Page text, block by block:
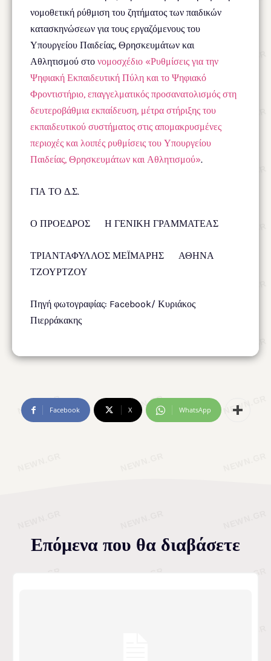
νομοθετική ρύθμιση του ζητήματος των παιδικών
κατασκηνώσεων για τους εργαζόμενους του
Υπουργείου Παιδείας, Θρησκευμάτων και
Αθλητισμού στο νομοσχέδιο «Ρυθμίσεις για την
Ψηφιακή Εκπαιδευτική Πύλη και το Ψηφιακό
Φροντιστήριο, επαγγελματικός προσανατολισμός στη
δευτεροβάθμια εκπαίδευση, μέτρα στήριξης του
εκπαιδευτικού συστήματος στις απομακρυσμένες
περιοχές και λοιπές ρυθμίσεις του Υπουργείου
Παιδείας, Θρησκευμάτων και Αθλητισμού».
ΓΙΑ ΤΟ Δ.Σ.
Ο ΠΡΟΕΔΡΟΣ Η ΓΕΝΙΚΗ ΓΡΑΜΜΑΤΕΑΣ
ΤΡΙΑΝΤΑΦΥΛΛΟΣ ΜΕΪΜΑΡΗΣ ΑΘΗΝΑ
ΤΖΟΥΡΤΖΟΥ
Πηγή φωτογραφίας: Facebook/ Κυριάκος
Πιερράκακης
Facebook X WhatsApp
Επόμενα που θα διαβάσετε